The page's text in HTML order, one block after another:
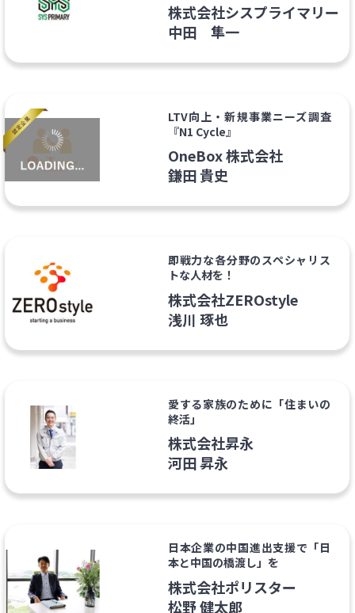
株式会社シスプライマリー
中田 隼一
LTV向上・新規事業ニーズ調査
『N1 Cycle』
OneBox 株式会社
鎌田 貴史
即戦力な各分野のスペシャリス
トな人材を！
株式会社ZEROstyle
浅川 琢也
愛する家族のために「住まいの
終活」
株式会社昇永
河田 昇永
日本企業の中国進出支援で「日
本と中国の橋渡し」を
株式会社ポリスター
松野 健太郎